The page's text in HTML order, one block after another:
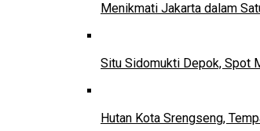
Menikmati Jakarta dalam
Situ Sidomukti Depok, Spot
Hutan Kota Srengseng,